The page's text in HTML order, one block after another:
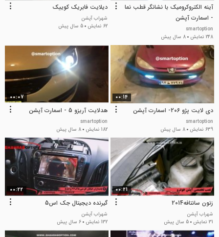
آینه الکتروکرومیک با نشانگر قطب نما
- اسمارت آپشن
smartoption
248 نمایش
8 سال پیش
دیلایت فابریک کوییک
شهراب آپشن
62 نمایش
5 سال پیش
00:14
دی لایت پژو 206- اسمارت آپشن
smartoption
639 نمایش
8 سال پیش
00:07
هدلایت آریزو 5 - اسمارت آپشن
smartoption
182 نمایش
8 سال پیش
00:21
زنون سانتافه2014
شهراب آپشن
31 نمایش
5 سال پیش
00:22
گیرنده دیجیتال جک اس5
شهراب آپشن
132 نمایش
6 سال پیش